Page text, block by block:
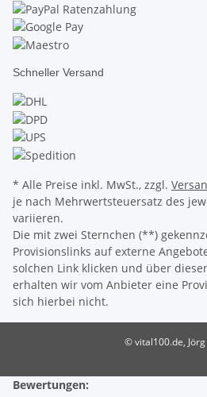
Schneller Versand
* Alle Preise inkl. MwSt., zzgl.
je nach Mehrwertsteuersatz des
variieren.
Die mit zwei Sternchen (**)
Provisionslinks auf externe
solchen Link klicken und über
erhalten wir vom Anbieter eine
sich hierbei nicht.
© vital100.de, Jörg
Bewertungen: